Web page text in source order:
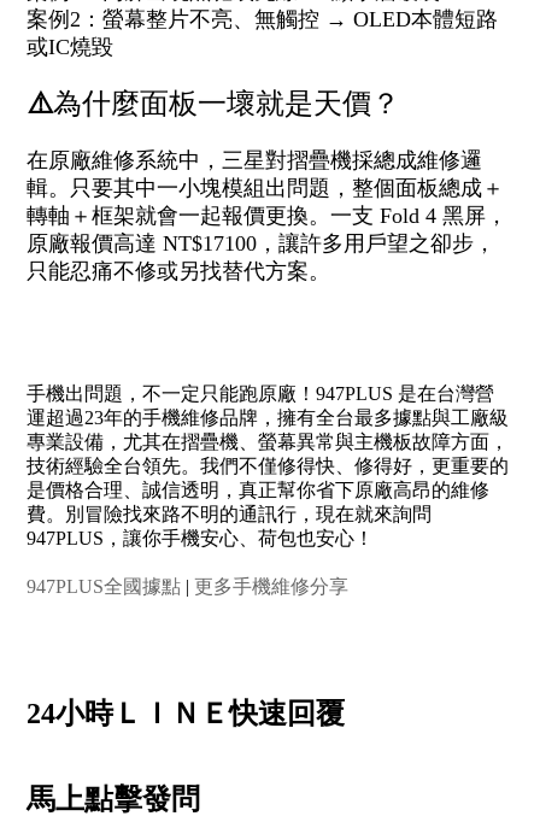
案例2：螢幕整片不亮、無觸控 → OLED本體短路
或IC燒毀
⚠️為什麼面板一壞就是天價？
在原廠維修系統中，三星對摺疊機採總成維修邏
輯。只要其中一小塊模組出問題，整個面板總成＋
轉軸＋框架就會一起報價更換。一支 Fold 4 黑屏，
原廠報價高達 NT$17100，讓許多用戶望之卻步，
只能忍痛不修或另找替代方案。
手機出問題，不一定只能跑原廠！947PLUS 是在台灣營
運超過23年的手機維修品牌，擁有全台最多據點與工廠級
專業設備，尤其在摺疊機、螢幕異常與主機板故障方面，
技術經驗全台領先。我們不僅修得快、修得好，更重要的
是價格合理、誠信透明，真正幫你省下原廠高昂的維修
費。別冒險找來路不明的通訊行，現在就來詢問
947PLUS，讓你手機安心、荷包也安心！
947PLUS全國據點 |更多手機維修分享
24小時ＬＩＮＥ快速回覆
馬上點擊發問